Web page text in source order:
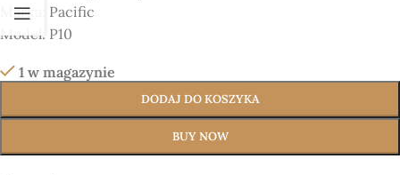
Marka: Pacific
Model: P10
1 w magazynie
DODAJ DO KOSZYKA
BUY NOW